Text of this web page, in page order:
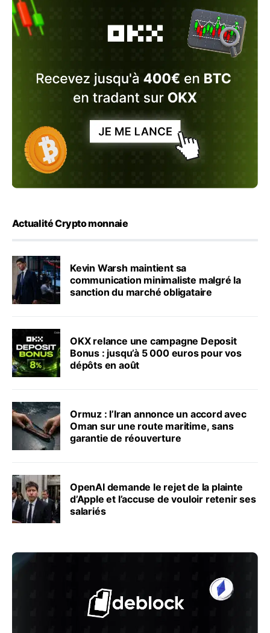
Actualité Crypto monnaie
Kevin Warsh maintient sa
communication minimaliste malgré la
sanction du marché obligataire
OKX relance une campagne Deposit
Bonus : jusqu’à 5 000 euros pour vos
dépôts en août
Ormuz : l’Iran annonce un accord avec
Oman sur une route maritime, sans
garantie de réouverture
OpenAI demande le rejet de la plainte
d’Apple et l’accuse de vouloir retenir ses
salariés